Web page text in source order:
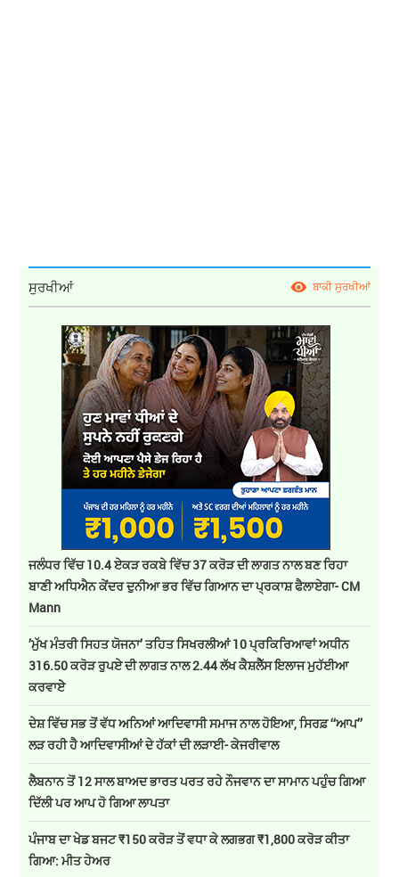
ਸੁਰਖੀਆਂ ਬਾਕੀ ਸੁਰਖੀਆਂ
ਜਲੰਧਰ ਵਿੱਚ 10.4 ਏਕੜ ਰਕਬੇ ਵਿੱਚ 37 ਕਰੋੜ ਦੀ ਲਾਗਤ ਨਾਲ ਬਣ ਰਿਹਾ
ਬਾਣੀ ਅਧਿਐਨ ਕੇਂਦਰ ਦੁਨੀਆ ਭਰ ਵਿੱਚ ਗਿਆਨ ਦਾ ਪ੍ਰਕਾਸ਼ ਫੈਲਾਏਗਾ- CM
Mann
’ਮੁੱਖ ਮੰਤਰੀ ਸਿਹਤ ਯੋਜਨਾ’ ਤਹਿਤ ਸਿਖਰਲੀਆਂ 10 ਪ੍ਰਕਿਰਿਆਵਾਂ ਅਧੀਨ
316.50 ਕਰੋੜ ਰੁਪਏ ਦੀ ਲਾਗਤ ਨਾਲ 2.44 ਲੱਖ ਕੈਸ਼ਲੈੱਸ ਇਲਾਜ ਮੁਹੱਈਆ
ਕਰਵਾਏੇ
ਦੇਸ਼ ਵਿੱਚ ਸਭ ਤੋਂ ਵੱਧ ਅਨਿਆਂ ਆਦਿਵਾਸੀ ਸਮਾਜ ਨਾਲ ਹੋਇਆ, ਸਿਰਫ਼ ‘‘ਆਪ’’
ਲੜ ਰਹੀ ਹੈ ਆਦਿਵਾਸੀਆਂ ਦੇ ਹੱਕਾਂ ਦੀ ਲੜਾਈ- ਕੇਜਰੀਵਾਲ
ਲੈਬਨਾਨ ਤੋਂ 12 ਸਾਲ ਬਾਅਦ ਭਾਰਤ ਪਰਤ ਰਹੇ ਨੌਜਵਾਨ ਦਾ ਸਾਮਾਨ ਪਹੁੰਚ ਗਿਆ
ਦਿੱਲੀ ਪਰ ਆਪ ਹੋ ਗਿਆ ਲਾਪਤਾ
ਪੰਜਾਬ ਦਾ ਖੇਡ ਬਜਟ ₹150 ਕਰੋੜ ਤੋਂ ਵਧਾ ਕੇ ਲਗਭਗ ₹1,800 ਕਰੋੜ ਕੀਤਾ
ਗਿਆ: ਮੀਤ ਹੇਅਰ